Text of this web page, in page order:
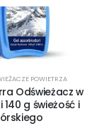
POWIETRZA
Odświeżacz w
g świeżość i